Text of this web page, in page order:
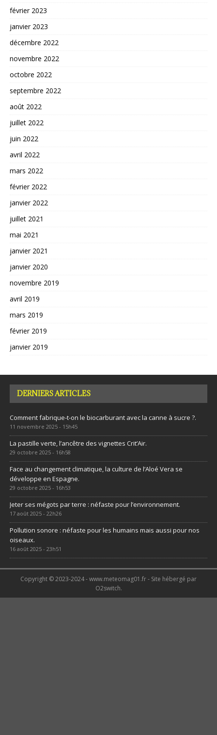
février 2023
janvier 2023
décembre 2022
novembre 2022
octobre 2022
septembre 2022
août 2022
juillet 2022
juin 2022
avril 2022
mars 2022
février 2022
janvier 2022
juillet 2021
mai 2021
janvier 2021
janvier 2020
novembre 2019
avril 2019
mars 2019
février 2019
janvier 2019
DERNIERS ARTICLES
Comment fabrique-t-on le biocarburant avec la canne à sucre ?.
11 novembre 2025 - 15h45
La pastille verte, l’ancêtre des vignettes Crit’Air.
29 octobre 2025 - 16h58
Face au changement climatique, la culture de l’Aloé Vera se
développe en Espagne.
29 octobre 2025 - 16h53
Jeter ses mégots par terre : néfaste pour l’environnement.
17 août 2025 - 22h26
Pollution sonore : néfaste pour les humains mais aussi pour nos
oiseaux.
16 août 2025 - 23h51
Copyright © 2023-2024 - www.meteomag01.fr - Site hébergé par
O2switch.